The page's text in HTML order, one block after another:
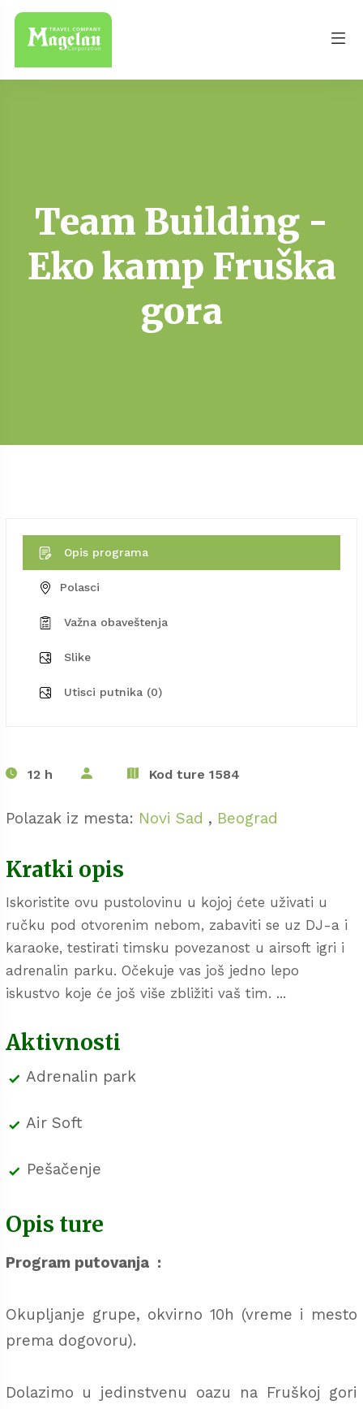
Team Building -
Eko kamp Fruška
gora
Opis programa
Polasci
Važna obaveštenja
Slike
Utisci putnika (0)
12 h Kod ture 1584
Polazak iz mesta: Novi Sad , Beograd
Kratki opis
Iskoristite ovu pustolovinu u kojoj ćete uživati u
ručku pod otvorenim nebom, zabaviti se uz DJ-a i
karaoke, testirati timsku povezanost u airsoft igri i
adrenalin parku. Očekuje vas još jedno lepo
iskustvo koje će još više zbližiti vaš tim. ...
Aktivnosti
Adrenalin park
Air Soft
Pešačenje
Opis ture
Program putovanja :
Okupljanje grupe, okvirno 10h (vreme i mesto
prema dogovoru).
Dolazimo u jedinstvenu oazu na Fruškoj gori